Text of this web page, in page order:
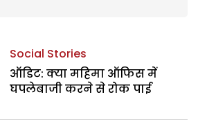
Social Stories
ऑडिट: क्या महिमा ऑफिस में
घपलेबाजी करने से रोक पाई